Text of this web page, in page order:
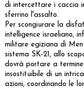
di intercettare i caccia
sferrino l'assalto.
Per scongiurare la
intelligence israeliano,
militare egiziana di
sistema SK-21, allo
dovrà portare a
insostituibile di un
azioni, coordinando le